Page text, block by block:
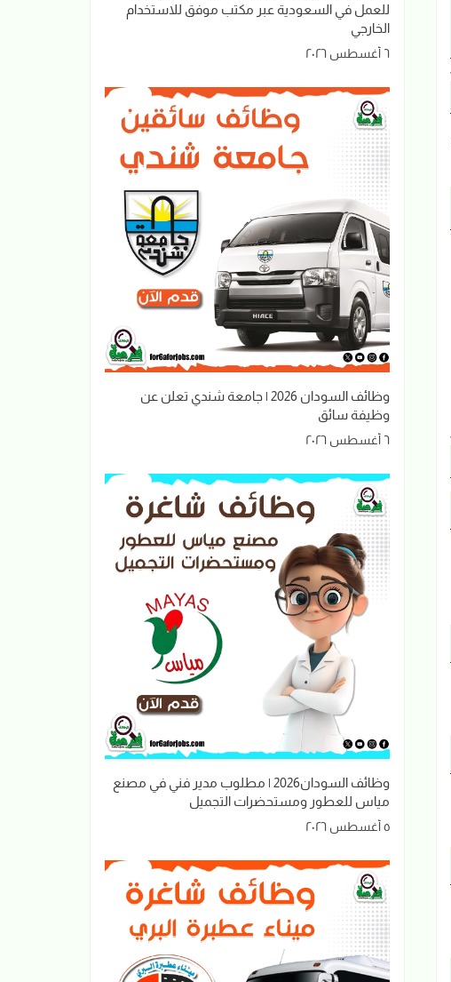
للعمل في السعودية عبر مكتب موفق للاستخدام
الخارجي
٦ أغسطس ٢٠٢٦
وظائف السودان 2026 | جامعة شندي تعلن عن
وظيفة سائق
٦ أغسطس ٢٠٢٦
وظائف السودان2026 | مطلوب مدير فني في مصنع
مياس للعطور ومستحضرات التجميل
٥ أغسطس ٢٠٢٦